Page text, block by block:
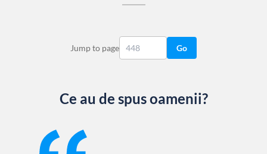
Jump to page Go
Ce au de spus oamenii?